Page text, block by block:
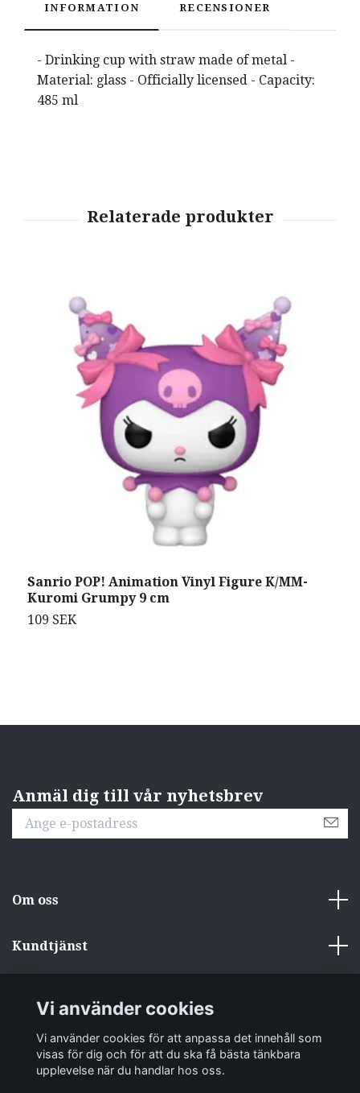
INFORMATION RECENSIONER
- Drinking cup with straw made of metal -
Material: glass - Officially licensed - Capacity:
485 ml
Sanrio POP! Animation Vinyl Figure K/MM-
Kuromi Grumpy 9 cm
109 SEK
Anmäl dig till vår nyhetsbrev
Om oss
Kundtjänst
Sociala medier
Vi använder cookies
Vi använder cookies för att anpassa det innehåll som
visas för dig och för att du ska få bästa tänkbara
upplevelse när du handlar hos oss.